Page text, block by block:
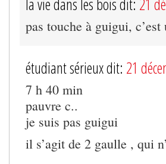
la vie dans les bois dit: 21
pas touche à guigui,
étudiant sérieux dit: 21
7 h 40 min
pauvre c..
je suis pas guigui
il s’agit de 2 gaulle , qui